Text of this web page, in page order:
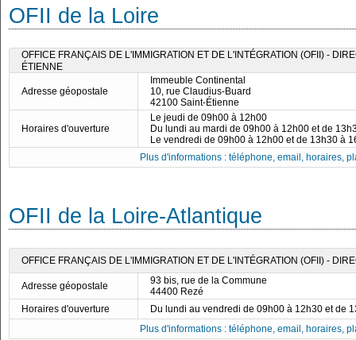
OFII de la Loire
OFFICE FRANÇAIS DE L'IMMIGRATION ET DE L'INTÉGRATION (OFII) -
ÉTIENNE
Adresse géopostale
Immeuble Continental
10, rue Claudius-Buard
42100 Saint-Étienne
Horaires d'ouverture
Le jeudi de 09h00 à 12h00
Du lundi au mardi de 09h00 à 12h00 et de
Le vendredi de 09h00 à 12h00 et de 13h30 à
Plus d'informations : téléphone, email, horaires,
OFII de la Loire-Atlantique
OFFICE FRANÇAIS DE L'IMMIGRATION ET DE L'INTÉGRATION (OFII) -
Adresse géopostale
93 bis, rue de la Commune
44400 Rezé
Horaires d'ouverture
Du lundi au vendredi de 09h00 à 12h30 et de
Plus d'informations : téléphone, email, horaires,